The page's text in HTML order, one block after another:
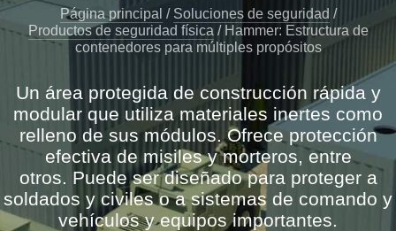
Página principal / Soluciones de seguridad /
Productos de seguridad física / Hammer: Estructura de
contenedores para múltiples propósitos
Un área protegida de construcción rápida y
modular que utiliza materiales inertes como
relleno de sus módulos. Ofrece protección
efectiva de misiles y morteros, entre
otros. Puede ser diseñado para proteger a
soldados y civiles o a sistemas de comando y
vehículos y equipos importantes.